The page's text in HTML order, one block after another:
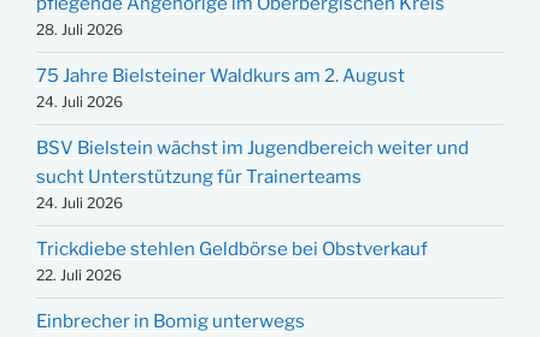
28. Juli 2026
75 Jahre Bielsteiner Waldkurs am 2. August
24. Juli 2026
BSV Bielstein wächst im Jugendbereich weiter und
sucht Unterstützung für Trainerteams
24. Juli 2026
Trickdiebe stehlen Geldbörse bei Obstverkauf
22. Juli 2026
Einbrecher in Bomig unterwegs